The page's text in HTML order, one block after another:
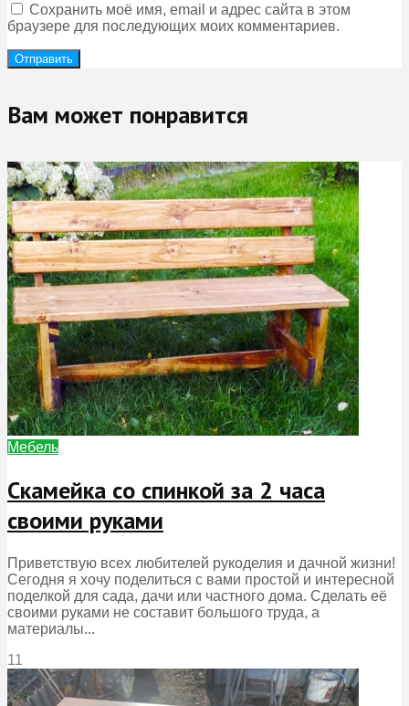
Сохранить моё имя, email и адрес сайта в этом
браузере для последующих моих комментариев.
Вам может понравится
Мебель
Скамейка со спинкой за 2 часа
своими руками
Приветствую всех любителей рукоделия и дачной жизни!
Сегодня я хочу поделиться с вами простой и интересной
поделкой для сада, дачи или частного дома. Сделать её
своими руками не составит большого труда, а
материалы...
11